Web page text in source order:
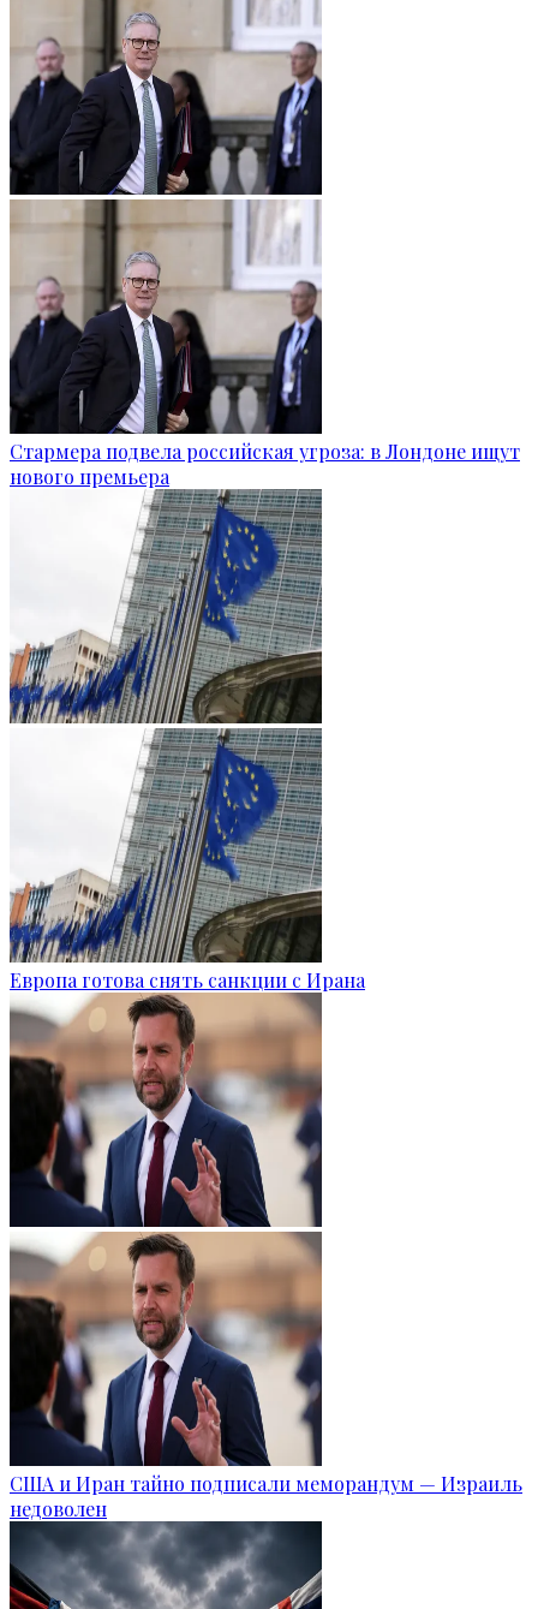
Стармера подвела российская угроза: в Лондоне ищут
нового премьера
Европа готова снять санкции с Ирана
США и Иран тайно подписали меморандум — Израиль
недоволен